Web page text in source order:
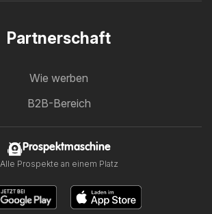
Partnerschaft
Wie werben
B2B-Bereich
Prospektmaschine
Alle Prospekte an einem Platz